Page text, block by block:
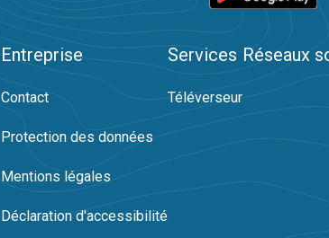
Entreprise
Contact
Protection des données
Mentions légales
Déclaration d'accessibilité
Services
Téléverseur
Réseaux